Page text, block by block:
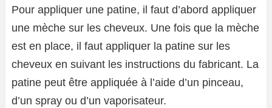
Pour appliquer une patine, il faut d’abord appliquer
une mèche sur les cheveux. Une fois que la mèche
est en place, il faut appliquer la patine sur les
cheveux en suivant les instructions du fabricant. La
patine peut être appliquée à l’aide d’un pinceau,
d’un spray ou d’un vaporisateur.